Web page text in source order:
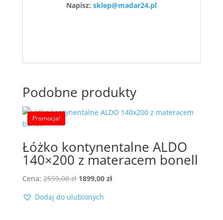
Napisz: sklep@madar24.pl
Podobne produkty
Promocja!
Łóżko kontynentalne ALDO
140×200 z materacem bonell
Cena: 2599,00zł Pierwotna
wynosiła:
1899,00 złAktualna
Dodaj do ulubionych